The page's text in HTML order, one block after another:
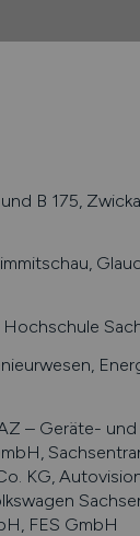
B 175,
– Geräte-
KG,
FES GmbH